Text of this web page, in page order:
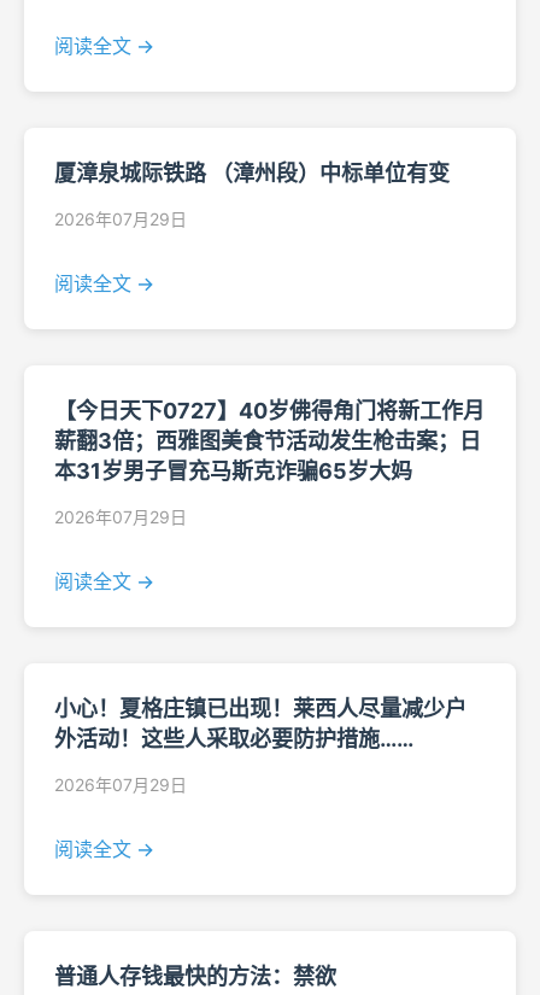
阅读全文 →
厦漳泉城际铁路 （漳州段）中标单位有变
2026年07月29日
阅读全文 →
【今日天下0727】40岁佛得角门将新工作月
薪翻3倍；西雅图美食节活动发生枪击案；日
本31岁男子冒充马斯克诈骗65岁大妈
2026年07月29日
阅读全文 →
小心！夏格庄镇已出现！莱西人尽量减少户
外活动！这些人采取必要防护措施……
2026年07月29日
阅读全文 →
普通人存钱最快的方法：禁欲